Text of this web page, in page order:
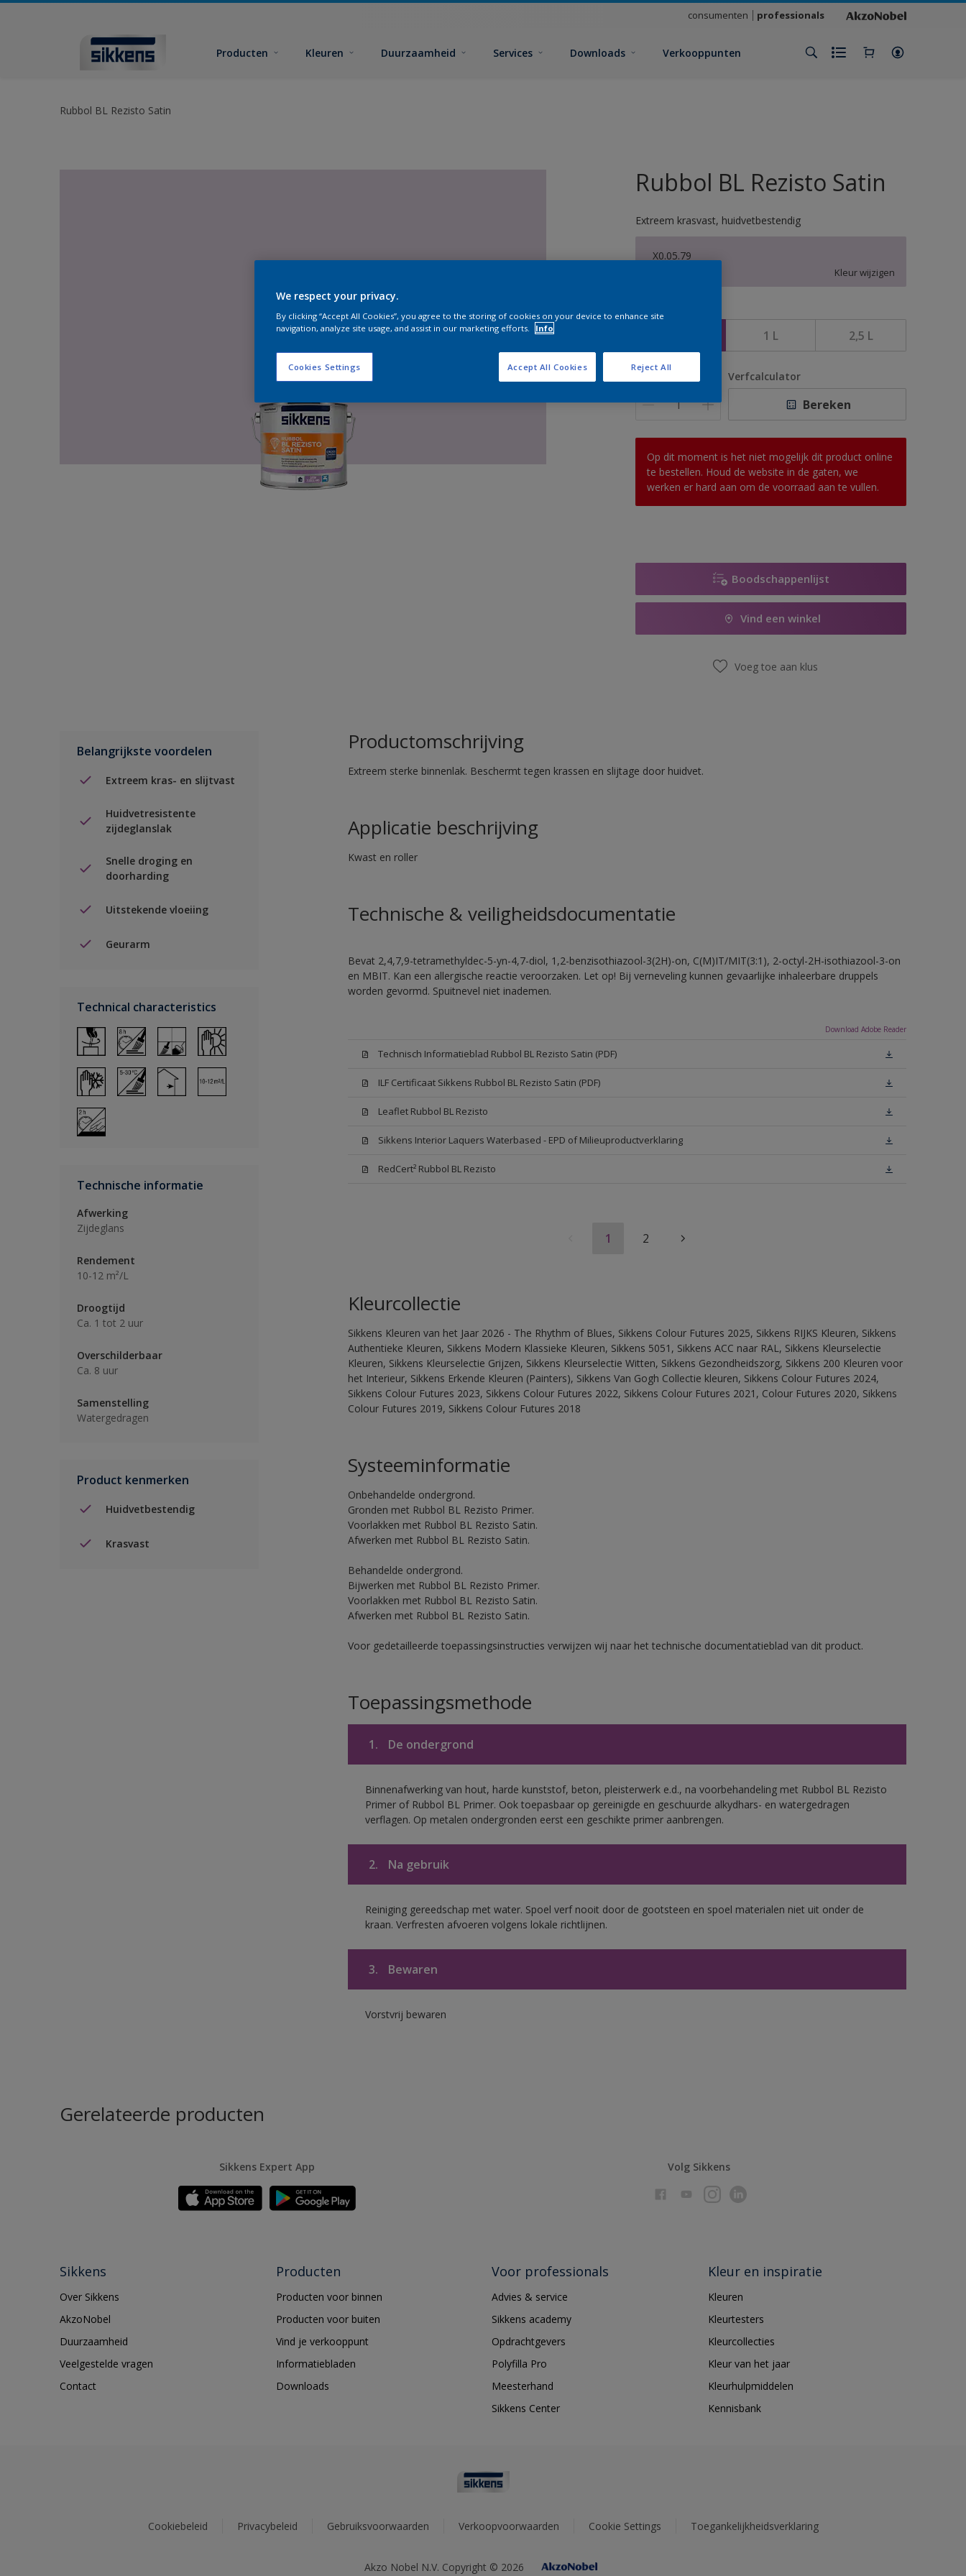
consumenten professionals
Producten Kleuren Duurzaamheid Services Downloads Verkooppunten
Rubbol BL Rezisto Satin
Rubbol BL Rezisto Satin
Extreem krasvast, huidvetbestendig
X0.05.79
Kleur wijzigen
Grootte
1 L 2,5 L
Aantal Verfcalculator
Bereken
Op dit moment is het niet mogelijk dit product online
te bestellen. Houd de website in de gaten, we
werken er hard aan om de voorraad aan te vullen.
Boodschappenlijst
Vind een winkel
Voeg toe aan klus
Belangrijkste voordelen
Extreem kras- en slijtvast
Huidvetresistente
zijdeglanslak
Snelle droging en
doorharding
Uitstekende vloeiing
Geurarm
Technical characteristics
Technische informatie
Afwerking
Zijdeglans
Rendement
10-12 m²/L
Droogtijd
Ca. 1 tot 2 uur
Overschilderbaar
Ca. 8 uur
Samenstelling
Watergedragen
Product kenmerken
Huidvetbestendig
Krasvast
Productomschrijving
Extreem sterke binnenlak. Beschermt tegen krassen en slijtage door huidvet.
Applicatie beschrijving
Kwast en roller
Technische & veiligheidsdocumentatie
Bevat 2,4,7,9-tetramethyldec-5-yn-4,7-diol, 1,2-benzisothiazool-3(2H)-on, C(M)IT/MIT(3:1), 2-octyl-2H-isothiazool-3-on
en MBIT. Kan een allergische reactie veroorzaken. Let op! Bij verneveling kunnen gevaarlijke inhaleerbare druppels
worden gevormd. Spuitnevel niet inademen.
Download Adobe Reader
Technisch Informatieblad Rubbol BL Rezisto Satin (PDF)
ILF Certificaat Sikkens Rubbol BL Rezisto Satin (PDF)
Leaflet Rubbol BL Rezisto
Sikkens Interior Laquers Waterbased - EPD of Milieuproductverklaring
RedCert² Rubbol BL Rezisto
1 2
Kleurcollectie
Sikkens Kleuren van het Jaar 2026 - The Rhythm of Blues, Sikkens Colour Futures 2025, Sikkens RIJKS Kleuren, Sikkens
Authentieke Kleuren, Sikkens Modern Klassieke Kleuren, Sikkens 5051, Sikkens ACC naar RAL, Sikkens Kleurselectie
Kleuren, Sikkens Kleurselectie Grijzen, Sikkens Kleurselectie Witten, Sikkens Gezondheidszorg, Sikkens 200 Kleuren voor
het Interieur, Sikkens Erkende Kleuren (Painters), Sikkens Van Gogh Collectie kleuren, Sikkens Colour Futures 2024,
Sikkens Colour Futures 2023, Sikkens Colour Futures 2022, Sikkens Colour Futures 2021, Colour Futures 2020, Sikkens
Colour Futures 2019, Sikkens Colour Futures 2018
Systeeminformatie
Onbehandelde ondergrond.
Gronden met Rubbol BL Rezisto Primer.
Voorlakken met Rubbol BL Rezisto Satin.
Afwerken met Rubbol BL Rezisto Satin.
Behandelde ondergrond.
Bijwerken met Rubbol BL Rezisto Primer.
Voorlakken met Rubbol BL Rezisto Satin.
Afwerken met Rubbol BL Rezisto Satin.
Voor gedetailleerde toepassingsinstructies verwijzen wij naar het technische documentatieblad van dit product.
Toepassingsmethode
1. De ondergrond
Binnenafwerking van hout, harde kunststof, beton, pleisterwerk e.d., na voorbehandeling met Rubbol BL Rezisto
Primer of Rubbol BL Primer. Ook toepasbaar op gereinigde en geschuurde alkydhars- en watergedragen
verflagen. Op metalen ondergronden eerst een geschikte primer aanbrengen.
2. Na gebruik
Reiniging gereedschap met water. Spoel verf nooit door de gootsteen en spoel materialen niet uit onder de
kraan. Verfresten afvoeren volgens lokale richtlijnen.
3. Bewaren
Vorstvrij bewaren
Gerelateerde producten
Sikkens Expert App Volg Sikkens
Sikkens
Over Sikkens
AkzoNobel
Duurzaamheid
Veelgestelde vragen
Contact
Producten
Producten voor binnen
Producten voor buiten
Vind je verkooppunt
Informatiebladen
Downloads
Voor professionals
Advies & service
Sikkens academy
Opdrachtgevers
Polyfilla Pro
Meesterhand
Sikkens Center
Kleur en inspiratie
Kleuren
Kleurtesters
Kleurcollecties
Kleur van het jaar
Kleurhulpmiddelen
Kennisbank
Cookiebeleid Privacybeleid Gebruiksvoorwaarden Verkoopvoorwaarden Cookie Settings Toegankelijkheidsverklaring
Akzo Nobel N.V. Copyright © 2026
We respect your privacy.
By clicking “Accept All Cookies”, you agree to the storing of cookies on your device to enhance site
navigation, analyze site usage, and assist in our marketing efforts.
Info
Cookies Settings Reject All
Accept All Cookies